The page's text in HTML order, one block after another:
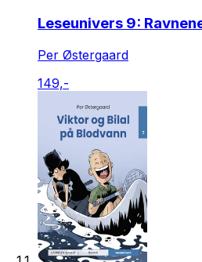
Leseunivers 9:
Per Østergaard
149,-